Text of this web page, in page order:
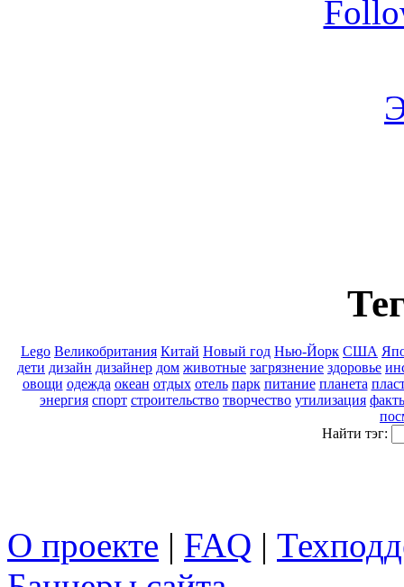
Lego Великобритания Китай Новый год Нью-Йорк США
дети дизайн дизайнер дом животные загрязнение здоровье
овощи одежда океан отдых отель парк питание планета
энергия спорт строительство творчество утилизация
Найти тэг:
О проекте | FAQ |